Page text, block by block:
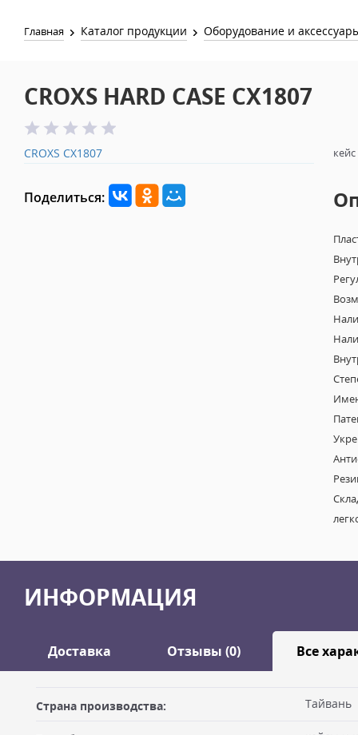
Главная Каталог продукции Оборудование и
CROXS HARD CASE CX1807
CROXS CX1807
Поделиться:
ИНФОРМАЦИЯ
Доставка Отзывы (0) Все
ДОСТАВКА
Оставить отзыв
Страна производства: Тайвань